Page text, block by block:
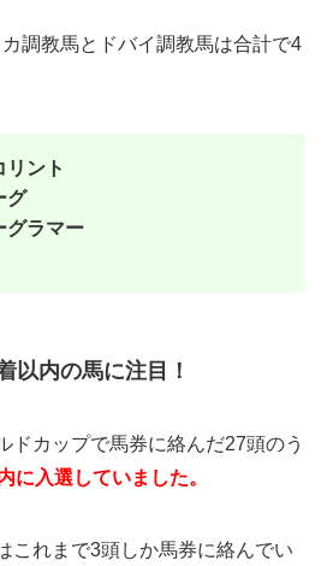
調教馬とドバイ調教馬は合計で4
リント
グ
グラマー
以内の馬に注目！
ドカップで馬券に絡んだ27頭のう
に入選していました。
これまで3頭しか馬券に絡んでい